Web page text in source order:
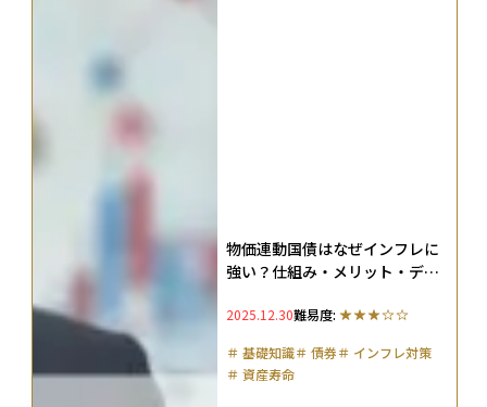
物価連動国債はなぜインフレに
強い？仕組み・メリット・デメ
2025.12.30難易度:
＃ 基礎知識＃ 債券＃ インフレ対策
＃ 資産寿命